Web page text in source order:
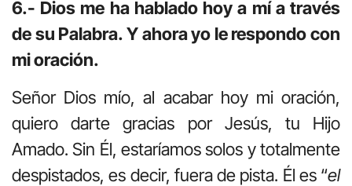
6.- Dios me ha hablado hoy a mí a través
de su Palabra. Y ahora yo le respondo con
mi oración.
Señor Dios mío, al acabar hoy mi oración,
quiero darte gracias por Jesús, tu Hijo
Amado. Sin Él, estaríamos solos y totalmente
despistados, es decir, fuera de pista. Él es “el